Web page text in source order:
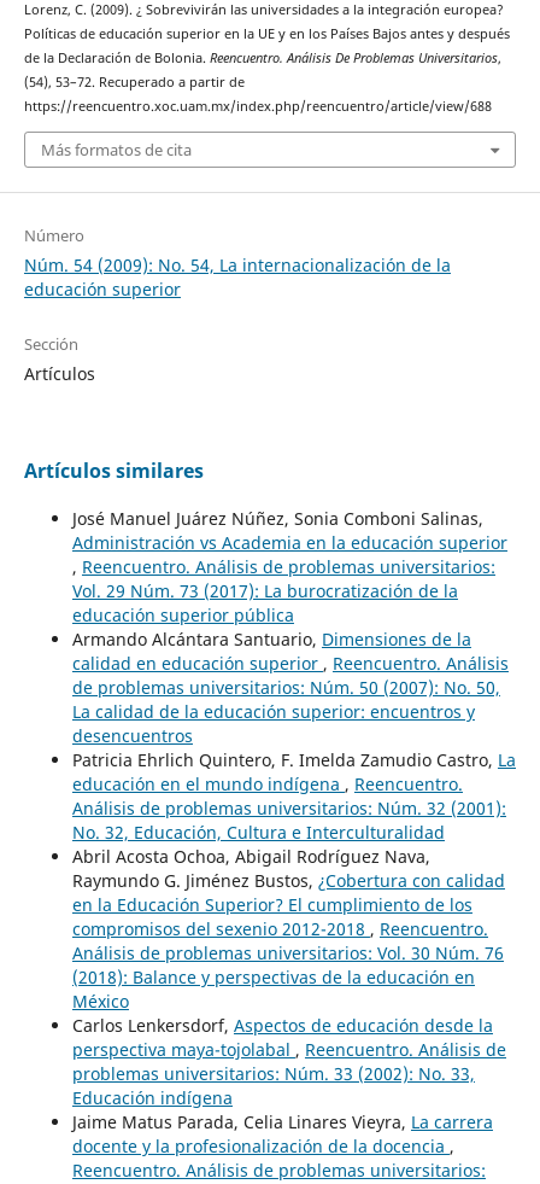
Lorenz, C. (2009). ¿ Sobrevivirán las universidades a la integración europea?
Políticas de educación superior en la UE y en los Países Bajos antes y después
de la Declaración de Bolonia. Reencuentro. Análisis De Problemas Universitarios,
(54), 53–72. Recuperado a partir de
https://reencuentro.xoc.uam.mx/index.php/reencuentro/article/view/688
Más formatos de cita
Número
Núm. 54 (2009): No. 54, La internacionalización de la
educación superior
Sección
Artículos
Artículos similares
José Manuel Juárez Núñez, Sonia Comboni Salinas,
Administración vs Academia en la educación superior
, Reencuentro. Análisis de problemas universitarios:
Vol. 29 Núm. 73 (2017): La burocratización de la
educación superior pública
Armando Alcántara Santuario, Dimensiones de la
calidad en educación superior , Reencuentro. Análisis
de problemas universitarios: Núm. 50 (2007): No. 50,
La calidad de la educación superior: encuentros y
desencuentros
Patricia Ehrlich Quintero, F. Imelda Zamudio Castro, La
educación en el mundo indígena , Reencuentro.
Análisis de problemas universitarios: Núm. 32 (2001):
No. 32, Educación, Cultura e Interculturalidad
Abril Acosta Ochoa, Abigail Rodríguez Nava,
Raymundo G. Jiménez Bustos, ¿Cobertura con calidad
en la Educación Superior? El cumplimiento de los
compromisos del sexenio 2012-2018 , Reencuentro.
Análisis de problemas universitarios: Vol. 30 Núm. 76
(2018): Balance y perspectivas de la educación en
México
Carlos Lenkersdorf, Aspectos de educación desde la
perspectiva maya-tojolabal , Reencuentro. Análisis de
problemas universitarios: Núm. 33 (2002): No. 33,
Educación indígena
Jaime Matus Parada, Celia Linares Vieyra, La carrera
docente y la profesionalización de la docencia ,
Reencuentro. Análisis de problemas universitarios: